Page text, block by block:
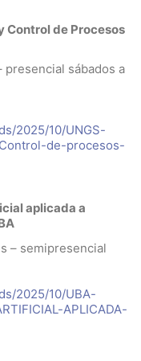
Control de Procesos
presencial sábados a
2025/10/UNGS-
de-procesos-
aplicada a
– semipresencial
2025/10/UBA-
APLICADA-